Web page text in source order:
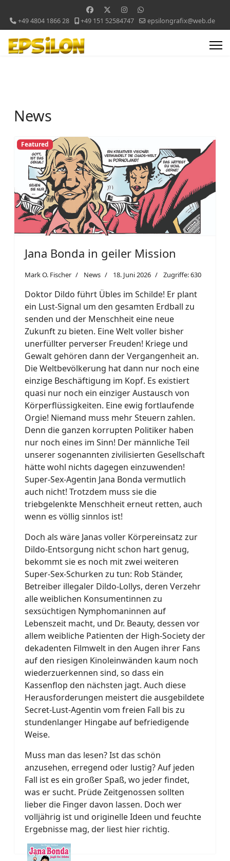
+49 4804 1866 28 +49 151 52584747 epsilongrafix@web.de
News
Featured
Jana Bonda in geiler Mission
Mark O. Fischer News 18. Juni 2026 Zugriffe: 630
Doktor Dildo führt Übles im Schilde! Er plant
ein Lust-Signal um den gesamten Erdball zu
senden und der Menschheit eine neue
Zukunft zu bieten. Eine Welt voller bisher
unerfüllter perverser Freuden! Kriege und
Gewalt gehören dann der Vergangenheit an.
Die Weltbevölkerung hat dann nur noch eine
einzige Beschäftigung im Kopf. Es existiert
quasi nur noch ein einziger Austausch von
Körperflüssigkeiten. Eine ewig fortlaufende
Orgie! Niemand muss mehr Steuern zahlen.
Denn die ganzen korrupten Politiker haben
nur noch eines im Sinn! Der männliche Teil
unserer sogenannten zivilisierten Gesellschaft
hätte wohl nichts dagegen einzuwenden!
Super-Sex-Agentin Jana Bonda vermutlich
auch nicht! Trotzdem muss sie die
triebgelenkte Menschheit erneut retten, auch
wenn es völlig sinnlos ist!
Doch als wäre Janas voller Körpereinsatz zur
Dildo-Entsorgung nicht schon hart genug,
bekommt sie es noch mit zwei weiteren
Super-Sex-Schurken zu tun: Rob Ständer,
Betreiber illegaler Dildo-Lollys, deren Verzehr
alle weiblichen Konsumentinnen zu
sexsüchtigen Nymphomaninnen auf
Lebenszeit macht, und Dr. Beauty, dessen vor
allem weibliche Patienten der High-Society der
dekadenten Filmwelt in den Augen ihrer Fans
auf den riesigen Kinoleinwänden kaum noch
wiederzuerkennen sind, so dass ein
Kassenflop den nächsten jagt. Auch diese
Herausforderungen meistert die ausgebildete
Secret-Lust-Agentin vom freien Fall bis zu
stundenlanger Hingabe auf befriedigende
Weise.
Muss man das lesen? Ist das schön
anzusehen, erregend oder lustig? Auf jeden
Fall ist es ein großer Spaß, wo jeder findet,
was er sucht. Prüde Zeitgenossen sollten
lieber die Finger davon lassen. Doch wer
volljährig ist und originelle Ideen und feuchte
Ergebnisse mag, der liest hier richtig.